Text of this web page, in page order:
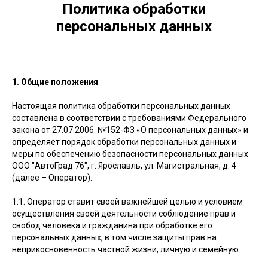
Политика обработки
персональных данных
1. Общие положения
Настоящая политика обработки персональных данных
составлена в соответствии с требованиями Федерального
закона от 27.07.2006. №152-ФЗ «О персональных данных» и
определяет порядок обработки персональных данных и
меры по обеспечению безопасности персональных данных
ООО "АвтоГрад 76", г. Ярославль, ул. Магистральная, д. 4
(далее – Оператор).
1.1. Оператор ставит своей важнейшей целью и условием
осуществления своей деятельности соблюдение прав и
свобод человека и гражданина при обработке его
персональных данных, в том числе защиты прав на
неприкосновенность частной жизни, личную и семейную